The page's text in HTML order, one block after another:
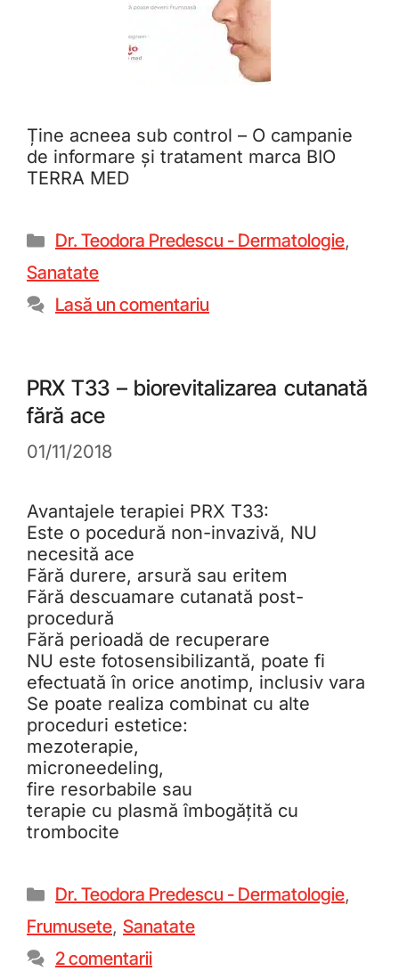
Ține acneea sub control – O campanie
de informare și tratament marca BIO
TERRA MED
Dr. Teodora Predescu - Dermatologie,
Sanatate
Lasă un comentariu
PRX T33 – biorevitalizarea cutanată
fără ace
01/11/2018
Avantajele terapiei PRX T33:
Este o pocedură non-invazivă, NU
necesită ace
Fără durere, arsură sau eritem
Fără descuamare cutanată post-
procedură
Fără perioadă de recuperare
NU este fotosensibilizantă, poate fi
efectuată în orice anotimp, inclusiv vara
Se poate realiza combinat cu alte
proceduri estetice:
mezoterapie,
microneedeling,
fire resorbabile sau
terapie cu plasmă îmbogățită cu
trombocite
Dr. Teodora Predescu - Dermatologie,
Frumusete, Sanatate
2 comentarii